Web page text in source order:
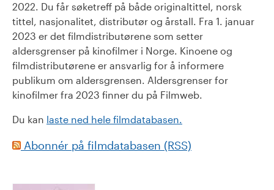
2022. Du får søketreff på både originaltittel, norsk
tittel, nasjonalitet, distributør og årstall. Fra 1. januar
2023 er det filmdistributørene som setter
aldersgrenser på kinofilmer i Norge. Kinoene og
filmdistributørene er ansvarlig for å informere
publikum om aldersgrensen. Aldersgrenser for
kinofilmer fra 2023 finner du på Filmweb.
Du kan laste ned hele filmdatabasen.
Abonnér på filmdatabasen (RSS)